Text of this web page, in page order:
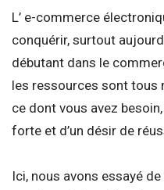
L’ e-commerce
conquérir, surtout
débutant dans le
les ressources sont tous
ce dont vous avez
forte et d’un désir de
Ici, nous avons essayé